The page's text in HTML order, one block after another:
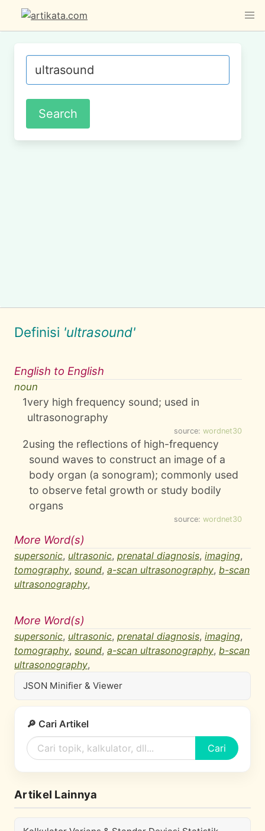
Definisi 'ultrasound'
English to English
noun
1very high frequency sound; used in
ultrasonography
source: wordnet30
2using the reflections of high-frequency
sound waves to construct an image of a
body organ (a sonogram); commonly used
to observe fetal growth or study bodily
organs
source: wordnet30
More Word(s)
supersonic, ultrasonic, prenatal diagnosis, imaging,
tomography, sound, a-scan ultrasonography, b-scan
ultrasonography,
More Word(s)
supersonic, ultrasonic, prenatal diagnosis, imaging,
tomography, sound, a-scan ultrasonography, b-scan
ultrasonography,
JSON Minifier & Viewer
🔎 Cari Artikel
Cari
Artikel Lainnya